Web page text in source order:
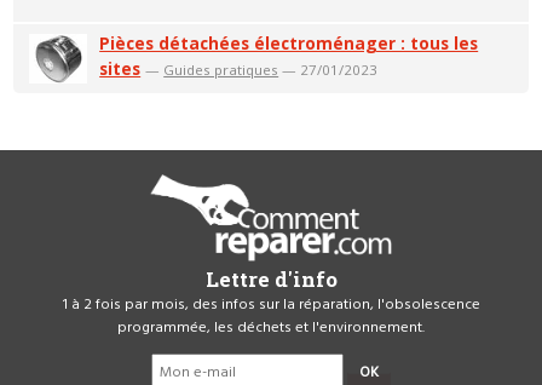
Pièces détachées électroménager : tous les
sites — Guides pratiques — 27/01/2023
Lettre d'info
1 à 2 fois par mois, des infos sur la réparation, l'obsolescence
programmée, les déchets et l'environnement.
OK